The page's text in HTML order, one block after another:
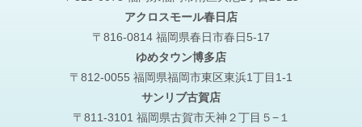
アクロスモール春日店
〒816-0814 福岡県春日市春日5-17
ゆめタウン博多店
〒812-0055 福岡県福岡市東区東浜1丁目1-1
サンリブ古賀店
〒811-3101 福岡県古賀市天神２丁目５−１